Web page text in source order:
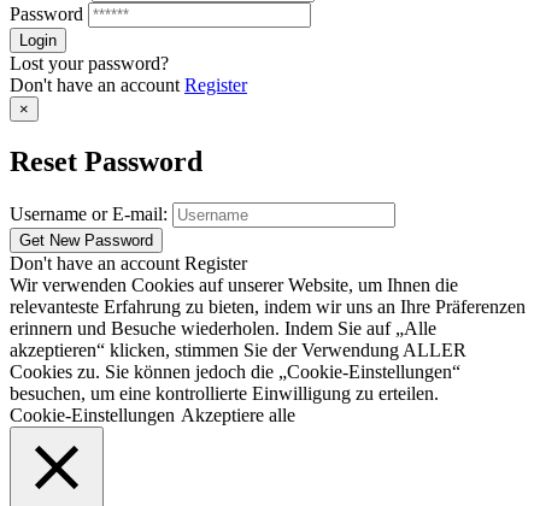
Password
Lost your password?
Don't have an account Register
×
Reset Password
Username or E-mail:
Don't have an account Register
Wir verwenden Cookies auf unserer Website, um Ihnen die
relevanteste Erfahrung zu bieten, indem wir uns an Ihre Präferenzen
erinnern und Besuche wiederholen. Indem Sie auf „Alle
akzeptieren“ klicken, stimmen Sie der Verwendung ALLER
Cookies zu. Sie können jedoch die „Cookie-Einstellungen“
besuchen, um eine kontrollierte Einwilligung zu erteilen.
Cookie-Einstellungen Akzeptiere alle